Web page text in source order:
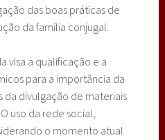
das boas práticas de
da família conjugal.
visa a qualificação e a
para a importância da
da divulgação de materiais
uso da rede social,
o momento atual